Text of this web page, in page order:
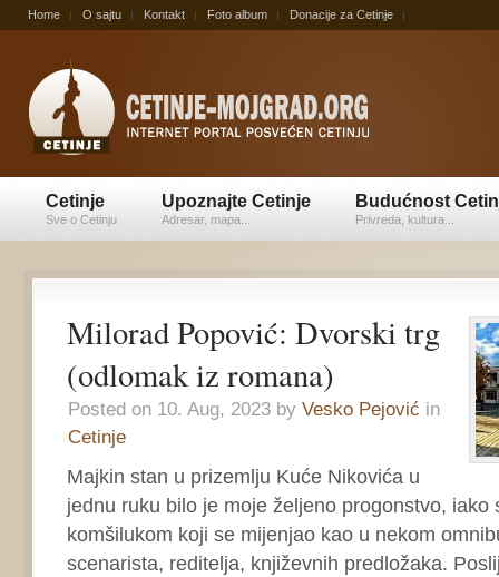
Home O sajtu Kontakt Foto album Donacije za Cetinje
Cetinje
Sve o Cetinju
Upoznajte Cetinje
Adresar, mapa...
Budućnost
Privreda, kultura...
Milorad Popović: Dvorski trg
(odlomak iz romana)
Posted on 10. Aug, 2023 by Vesko Pejović in
Cetinje
Majkin stan u prizemlju Kuće Nikovića u
jednu ruku bilo je moje željeno progonstvo, iako
komšilukom koji se mijenjao kao u nekom
scenarista, reditelja, književnih predložaka.